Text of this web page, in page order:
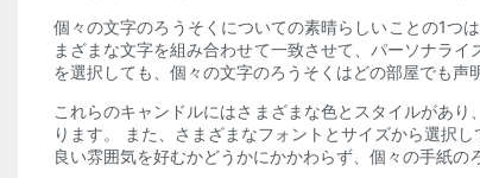
個々の文字のろうそくについての素晴らしいことの1つ
まざまな文字を組み合わせて一致させて、パーソナラ
を選択しても、個々の文字のろうそくはどの部屋でも声
これらのキャンドルにはさまざまな色とスタイルがあ
ります。 また、さまざまなフォントとサイズから選択
良い雰囲気を好むかどうかにかかわらず、個々の手紙の